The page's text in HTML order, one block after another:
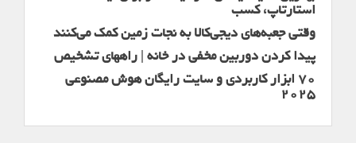
استارتاپ‌، کسب
وقتی جعبه‌های دیجی‌کالا به نجات زمین کمک می‌کنند
پیدا کردن دوربین مخفی در خانه | راههای تشخیص
70 ابزار کاربردی و سایت رایگان هوش مصنوعی
2025